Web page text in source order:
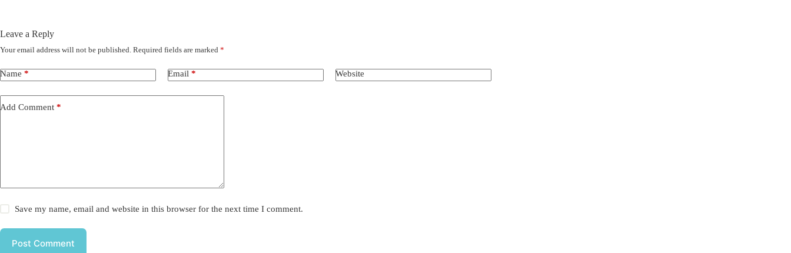
Leave a Reply
Your email address will not be published. Required fields are marked *
Name * Email * Website
Add Comment *
Save my name, email and website in this browser for the next time I comment.
Post Comment